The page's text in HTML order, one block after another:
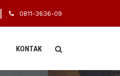
0811-3636-09
KONTAK